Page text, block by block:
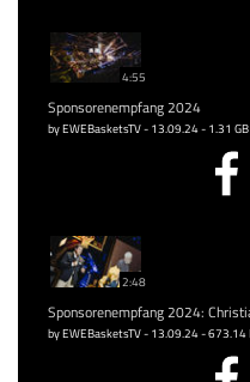
4:55
Sponsorenempfang 2024
by EWEBasketsTV - 13.09.24 - 1.31 GB
2:48
Sponsorenempfang 2024:
by EWEBasketsTV - 13.09.24 - 673.14